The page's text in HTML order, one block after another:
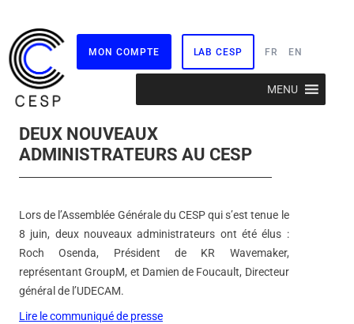
MON COMPTE LAB CESP FR EN
MENU
DEUX NOUVEAUX
ADMINISTRATEURS AU CESP
Lors de l’Assemblée Générale du CESP qui s’est tenue le
8 juin, deux nouveaux administrateurs ont été élus :
Roch Osenda, Président de KR Wavemaker,
représentant GroupM, et Damien de Foucault, Directeur
général de l’UDECAM.
Lire le communiqué de presse